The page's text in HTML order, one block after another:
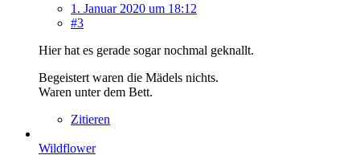
1. Januar 2020 um 18:12
#3
Hier hat es gerade sogar nochmal geknallt.
Begeistert waren die Mädels nichts.
Waren unter dem Bett.
Zitieren
Wildflower